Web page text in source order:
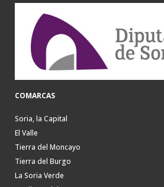
COMARCAS
Soria, la Capital
El Valle
Tierra del Moncayo
Tierra del Burgo
La Soria Verde